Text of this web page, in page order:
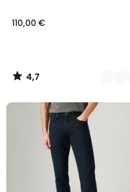
110,00 €
4,7
/